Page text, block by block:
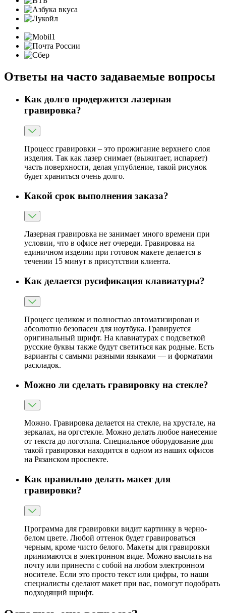
Ответы на часто задаваемые вопросы
Как долго продержится лазерная
гравировка?
Процесс гравировки – это прожигание верхнего слоя
изделия. Так как лазер снимает (выжигает, испаряет)
часть поверхности, делая углубление, такой рисунок
будет храниться очень долго.
Какой срок выполнения заказа?
Лазерная гравировка не занимает много времени при
условии, что в офисе нет очереди. Гравировка на
единичном изделии при готовом макете делается в
течении 15 минут в присутствии клиента.
Как делается русификация клавиатуры?
Процесс целиком и полностью автоматизирован и
абсолютно безопасен для ноутбука. Гравируется
оригинальный шрифт. На клавиатурах с подсветкой
русские буквы также будут светиться как родные. Есть
варианты с самыми разными языками — и форматами
раскладок.
Можно ли сделать гравировку на стекле?
Можно. Гравировка делается на стекле, на хрустале, на
зеркалах, на оргстекле. Можно делать любое нанесение
от текста до логотипа. Специальное оборудование для
такой гравировки находится в одном из наших офисов
на Рязанском проспекте.
Как правильно делать макет для
гравировки?
Программа для гравировки видит картинку в черно-
белом цвете. Любой оттенок будет гравироваться
черным, кроме чисто белого. Макеты для гравировки
принимаются в электронном виде. Можно выслать на
почту или принести с собой на любом электронном
носителе. Если это просто текст или цифры, то наши
специалисты сделают макет при вас, помогут подобрать
подходящий шрифт.